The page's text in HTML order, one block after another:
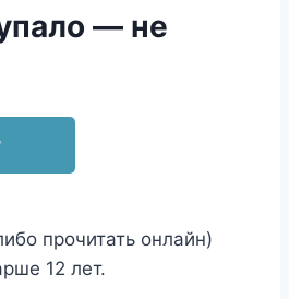
— не
прочитать онлайн)
12 лет.